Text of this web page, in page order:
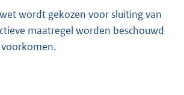
wordt gekozen voor sluiting van
maatregel worden beschouwd